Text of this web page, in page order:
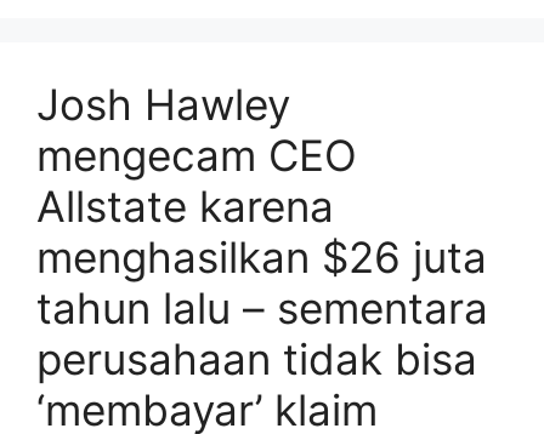
Josh Hawley
mengecam CEO
Allstate karena
menghasilkan $26 juta
tahun lalu – sementara
perusahaan tidak bisa
‘membayar’ klaim